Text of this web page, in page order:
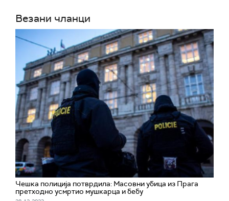
Везани чланци
Чешка полиција потврдила: Масовни убица из Прага
претходно усмртио мушкарца и бебу